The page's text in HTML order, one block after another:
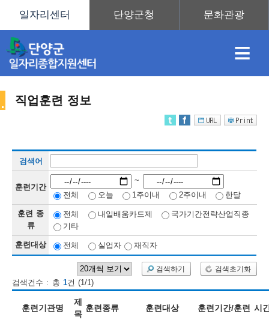
≡
보
보
련
우
내
직업훈련 정보
검색어
훈련기간
~
전체
오늘 1주이내 2주이내 한달
훈련 종
류
전체 내일배움카드제
국가기간전략산업직종
기타
훈련대상 전체 실업자 재직자
검색하기 검색초기화
검색건수 : 총 1건 (1/1)
훈련기관명
제
목
훈련종류 훈련대상 훈련기간/훈련 시
직
업